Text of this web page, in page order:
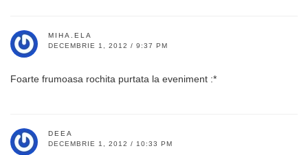
MIHA.ELA
DECEMBRIE 1, 2012 / 9:37 PM
Foarte frumoasa rochita purtata la eveniment :*
DEEA
DECEMBRIE 1, 2012 / 10:33 PM